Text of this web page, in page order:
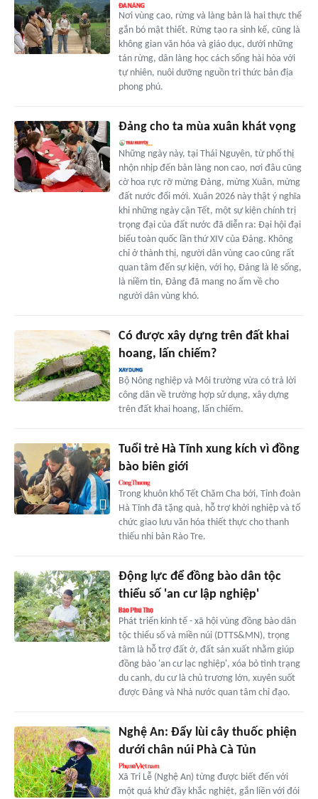
Nơi vùng cao, rừng và làng bản là hai thực thể
gắn bó mật thiết. Rừng tạo ra sinh kế, cũng là
không gian văn hóa và giáo dục, dưới những
tán rừng, dân làng học cách sống hài hòa với
tự nhiên, nuôi dưỡng nguồn tri thức bản địa
phong phú.
Đảng cho ta mùa xuân khát vọng
Những ngày này, tại Thái Nguyên, từ phố thị
nhộn nhịp đến bản làng non cao, nơi đâu cũng
cờ hoa rực rỡ mừng Đảng, mừng Xuân, mừng
đất nước đổi mới. Xuân 2026 này thật ý nghĩa
khi những ngày cận Tết, một sự kiện chính trị
trọng đại của đất nước đã diễn ra: Đại hội đại
biểu toàn quốc lần thứ XIV của Đảng. Không
chỉ ở thành thị, người dân vùng cao cũng rất
quan tâm đến sự kiện, với họ, Đảng là lẽ sống,
là niềm tin, Đảng đã mang no ấm về cho
người dân vùng khó.
Có được xây dựng trên đất khai
hoang, lấn chiếm?
Bộ Nông nghiệp và Môi trường vừa có trả lời
công dân về trường hợp sử dụng, xây dựng
trên đất khai hoang, lấn chiếm.
Tuổi trẻ Hà Tĩnh xung kích vì đồng
bào biên giới
Trong khuôn khổ Tết Chăm Cha bới, Tỉnh đoàn
Hà Tĩnh đã tặng quà, hỗ trợ khởi nghiệp và tổ
chức giao lưu văn hóa thiết thực cho thanh
thiếu nhi bản Rào Tre.
Động lực để đồng bào dân tộc
thiểu số 'an cư lập nghiệp'
Phát triển kinh tế - xã hội vùng đồng bào dân
tộc thiểu số và miền núi (DTTS&MN), trọng
tâm là hỗ trợ đất ở, đất sản xuất nhằm giúp
đồng bào 'an cư lạc nghiệp', xóa bỏ tình trạng
du canh, du cư là chủ trương lớn, xuyên suốt
được Đảng và Nhà nước quan tâm chỉ đạo.
Nghệ An: Đẩy lùi cây thuốc phiện
dưới chân núi Phà Cà Tủn
Xã Tri Lễ (Nghệ An) từng được biết đến với
một quá khứ đầy khắc nghiệt, gắn liền với đói